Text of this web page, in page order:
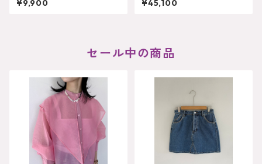
¥9,900 ¥45,100
セール中の商品